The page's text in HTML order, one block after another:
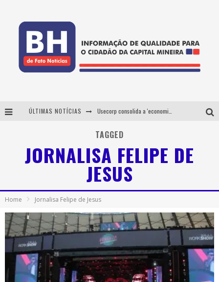
ÚLTIMAS NOTÍCIAS
De BH para o mundo: conheça a stylist mineira por trás de turnês e campanhas globais
TAGGED
JORNALISA FELIPE DE
JESUS
Home Jornalisa Felipe de Jesus